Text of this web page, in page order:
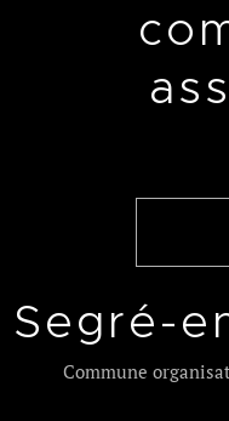
Segré-
Commune